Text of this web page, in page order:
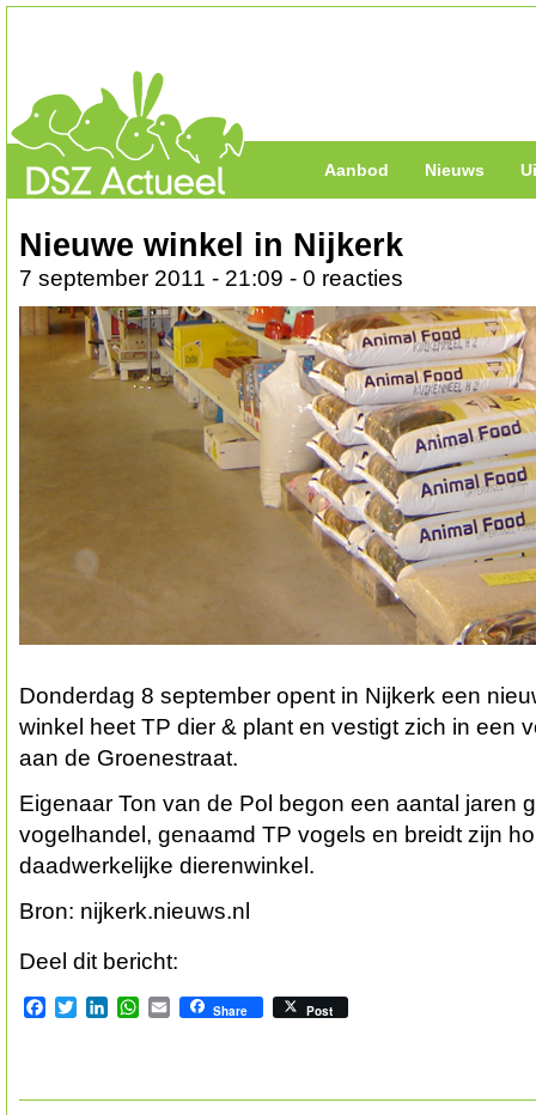
Aanbod Nieuws
Nieuwe winkel in Nijkerk
7 september 2011 - 21:09 - 0 reacties
Donderdag 8 september opent in Nijkerk een
winkel heet TP dier & plant en vestigt zich in een
aan de Groenestraat.
Eigenaar Ton van de Pol begon een aantal jaren
vogelhandel, genaamd TP vogels en breidt zijn
daadwerkelijke dierenwinkel.
Bron: nijkerk.nieuws.nl
Deel dit bericht:
Facebook
TwitterLinkedInWhatsApp
EmailShare Post